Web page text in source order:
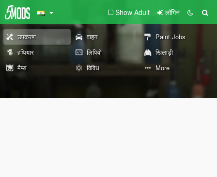
Show Adult लॉगिन
उपकरण वाहन
Paint Jobs
हथियार
लिपियों
खिलाड़ी
मैप्स
विविध More